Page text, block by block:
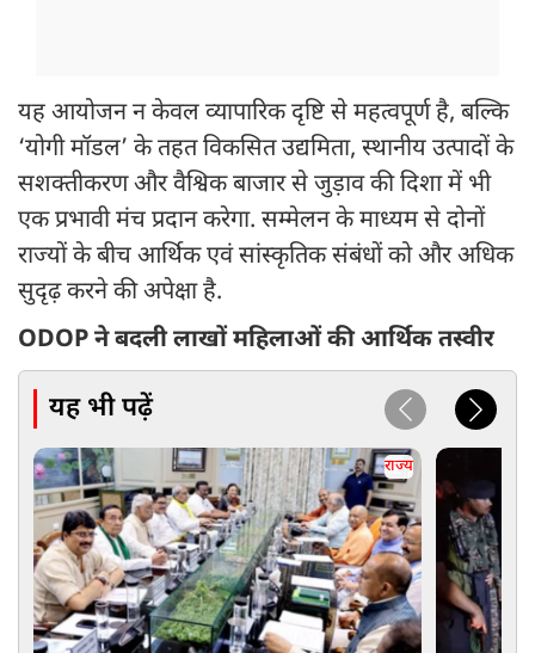
यह आयोजन न केवल व्यापारिक दृष्टि से महत्वपूर्ण है, बल्कि
‘योगी मॉडल’ के तहत विकसित उद्यमिता, स्थानीय उत्पादों के
सशक्तीकरण और वैश्विक बाजार से जुड़ाव की दिशा में भी
एक प्रभावी मंच प्रदान करेगा. सम्मेलन के माध्यम से दोनों
राज्यों के बीच आर्थिक एवं सांस्कृतिक संबंधों को और अधिक
सुदृढ़ करने की अपेक्षा है.
ODOP ने बदली लाखों महिलाओं की आर्थिक तस्वीर
यह भी पढ़ें
राज्य